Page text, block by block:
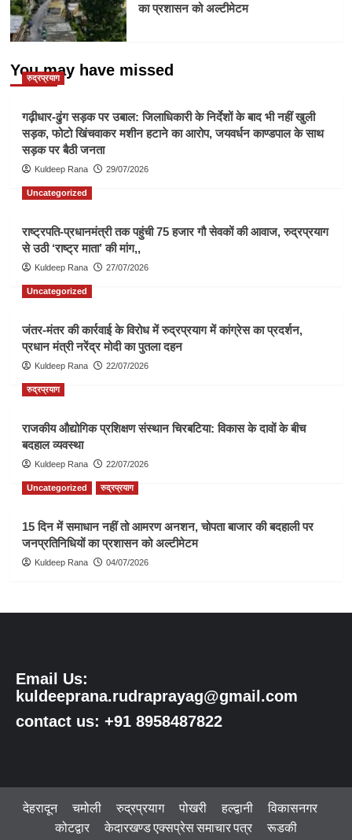
का प्रशासन को अल्टीमेटम
You may have missed
रुद्रप्रयाग
गढ़ीधार-ढुंग सड़क पर उबाल: जिलाधिकारी के निर्देशों के बाद भी नहीं खुली
सड़क, फोटो खिंचवाकर मशीन हटाने का आरोप, जयवर्धन काण्डपाल के साथ
सड़क पर बैठी जनता
Kuldeep Rana 29/07/2026
Uncategorized
राष्ट्रपति-प्रधानमंत्री तक पहुंची 75 हजार गौ सेवकों की आवाज, रुद्रप्रयाग
से उठी ‘राष्ट्र माता’ की मांग,,
Kuldeep Rana 27/07/2026
Uncategorized
जंतर-मंतर की कार्रवाई के विरोध में रुद्रप्रयाग में कांग्रेस का प्रदर्शन,
प्रधान मंत्री नरेंद्र मोदी का पुतला दहन
Kuldeep Rana 22/07/2026
रुद्रप्रयाग
राजकीय औद्योगिक प्रशिक्षण संस्थान चिरबटिया: विकास के दावों के बीच
बदहाल व्यवस्था
Kuldeep Rana 22/07/2026
Uncategorized रुद्रप्रयाग
15 दिन में समाधान नहीं तो आमरण अनशन, चोपता बाजार की बदहाली पर
जनप्रतिनिधियों का प्रशासन को अल्टीमेटम
Kuldeep Rana 04/07/2026
Email Us:
kuldeeprana.rudraprayag@gmail.com
contact us: +91 8958487822
देहरादून चमोली रुद्रप्रयाग पोखरी हल्द्वानी
विकासनगर
कोटद्वार
केदारखण्ड एक्सप्रेस समाचार पत्र रूडकी